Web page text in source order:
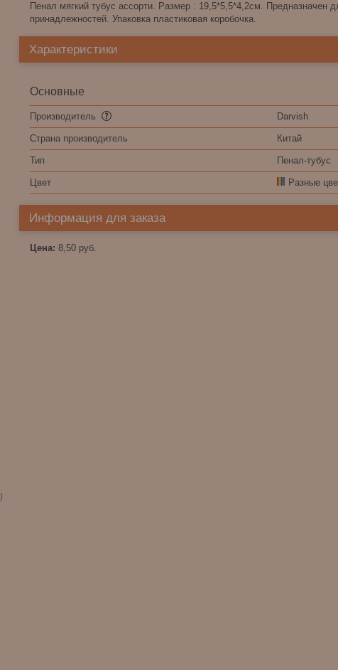
Пенал мягкий тубус ассорти. Размер : 19,5*5,5*4,2см. Предназначен
принадлежностей. Упаковка пластиковая коробочка.
Характеристики
Основные
Производитель Darvish
Страна производитель Китай
Тип Пенал-тубус
Цвет Разные
Информация для заказа
Цена: 8,50 руб.